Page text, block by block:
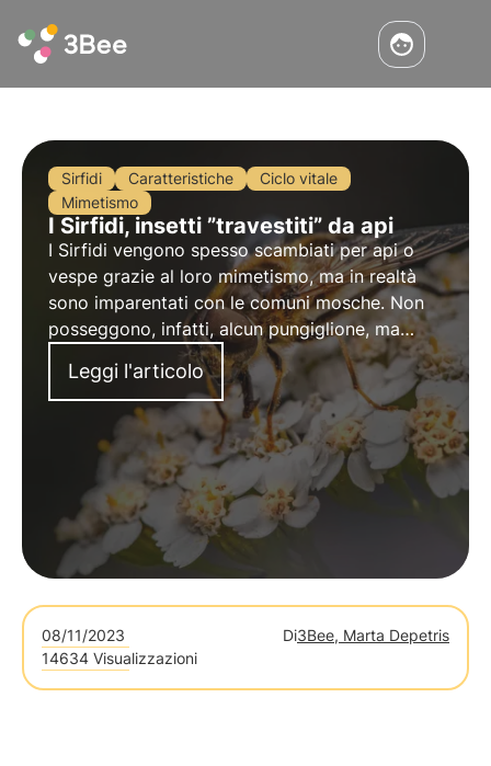
Sirfidi Caratteristiche
Ciclo vitale
Mimetismo
I Sirfidi, insetti ”travestiti” da api
I Sirfidi vengono spesso scambiati per api o
vespe grazie al loro mimetismo, ma in realtà
sono imparentati con le comuni mosche. Non
posseggono, infatti, alcun pungiglione, ma
come le api sono importanti insetti
impollinatori.
Leggi l'articolo
08/11/2023 Di3Bee, Marta Depetris
14634 Visualizzazioni